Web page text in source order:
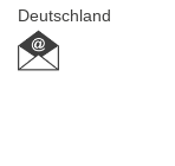
Deutschland